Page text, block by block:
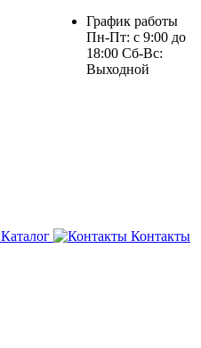
График работы
Пн-Пт: с 9:00 до
18:00 Сб-Вс:
Выходной
Каталог Контакты